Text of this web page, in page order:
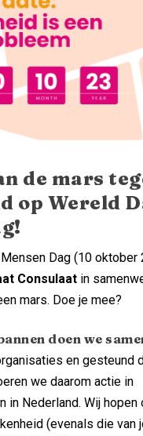
de mars
op Wereld
Dag (10 oktober
Consulaat in
mars. Doe je mee?
doen we
en gesteund
we daarom actie in
in Nederland. Wij hopen
(evenals die van